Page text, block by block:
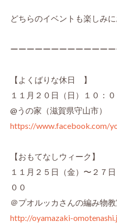
どちらのイベントも楽しみ
ーーーーーーーーーーーー
【よくばりな休日 】
１１月２０日（日）１０：
@うの家（滋賀県守山市）
https://www.facebook.com/
【おもてなしウィーク】
１１月２５日（金）〜２７
００
＠プオルッカさんの編み物教
http://oyamazaki-